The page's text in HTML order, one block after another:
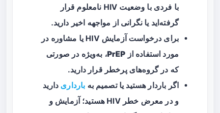
با فردی با وضعیت HIV نامعلوم قرار
گرفته‌اید یا نگرانی از مواجهه اخیر دارید.
برای درخواست آزمایش HIV یا مشاوره در
مورد استفاده از PrEP، به‌ویژه در صورتی
که در گروه‌های پرخطر قرار دارید.
اگر باردار هستید یا تصمیم به بارداری دارید
و در معرض خطر HIV هستید؛ آزمایش و